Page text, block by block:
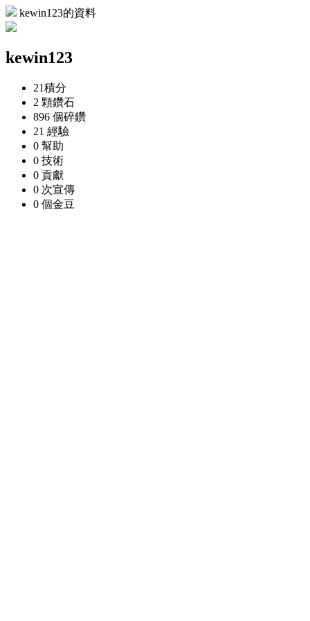
kewin123的資料
kewin123
21積分
2 顆鑽石
896 個碎鑽
21 經驗
0 幫助
0 技術
0 貢獻
0 次宣傳
0 個金豆